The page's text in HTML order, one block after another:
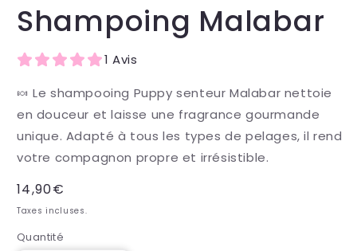
Shampoing Malabar
1 Avis
🍬 Le shampooing Puppy senteur Malabar nettoie
en douceur et laisse une fragrance gourmande
unique. Adapté à tous les types de pelages, il rend
votre compagnon propre et irrésistible.
Prix
habituel
14,90€
Taxes incluses.
Quantité
Quantité